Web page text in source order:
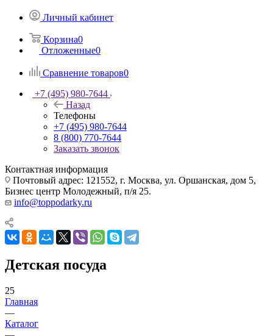
Личный кабинет
Корзина0
Отложенные0
Сравнение товаров0
+7 (495) 980-7644
Назад
Телефоны
+7 (495) 980-7644
8 (800) 770-7644
Заказать звонок
Контактная информация
Почтовый адрес: 121552, г. Москва, ул. Оршанская, дом 5,
Бизнес центр Молодежный, п/я 25.
info@toppodarky.ru
Детская посуда
25
Главная
—
Каталог